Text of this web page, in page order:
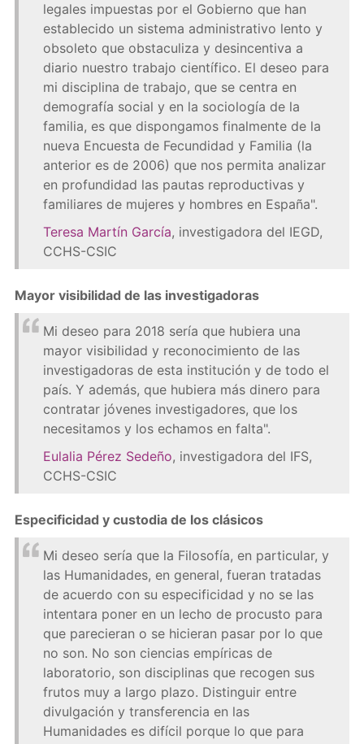
legales impuestas por el Gobierno que han
establecido un sistema administrativo lento y
obsoleto que obstaculiza y desincentiva a
diario nuestro trabajo científico. El deseo para
mi disciplina de trabajo, que se centra en
demografía social y en la sociología de la
familia, es que dispongamos finalmente de la
nueva Encuesta de Fecundidad y Familia (la
anterior es de 2006) que nos permita analizar
en profundidad las pautas reproductivas y
familiares de mujeres y hombres en España".
Teresa Martín García, investigadora del IEGD,
CCHS-CSIC
Mayor visibilidad de las investigadoras
Mi deseo para 2018 sería que hubiera una
mayor visibilidad y reconocimiento de las
investigadoras de esta institución y de todo el
país. Y además, que hubiera más dinero para
contratar jóvenes investigadores, que los
necesitamos y los echamos en falta".
Eulalia Pérez Sedeño, investigadora del IFS,
CCHS-CSIC
Especificidad y custodia de los clásicos
Mi deseo sería que la Filosofía, en particular, y
las Humanidades, en general, fueran tratadas
de acuerdo con su especificidad y no se las
intentara poner en un lecho de procusto para
que parecieran o se hicieran pasar por lo que
no son. No son ciencias empíricas de
laboratorio, son disciplinas que recogen sus
frutos muy a largo plazo. Distinguir entre
divulgación y transferencia en las
Humanidades es difícil porque lo que para